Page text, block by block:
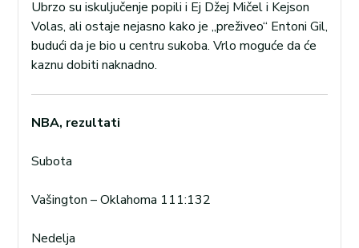
Ubrzo su iskuljučenje popili i Ej Džej Mičel i Kejson
Volas, ali ostaje nejasno kako je „preživeo“ Entoni Gil,
budući da je bio u centru sukoba. Vrlo moguće da će
kaznu dobiti naknadno.
NBA, rezultati
Subota
Vašington – Oklahoma 111:132
Nedelja